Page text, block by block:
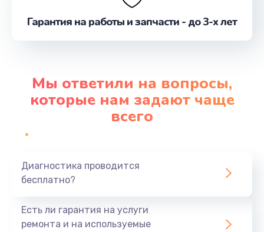
Гарантия на работы и запчасти - до 3-х лет
Мы ответили на вопросы,
которые нам задают чаще
всего
Диагностика проводится
бесплатно?
Есть ли гарантия на услуги
ремонта и на используемые